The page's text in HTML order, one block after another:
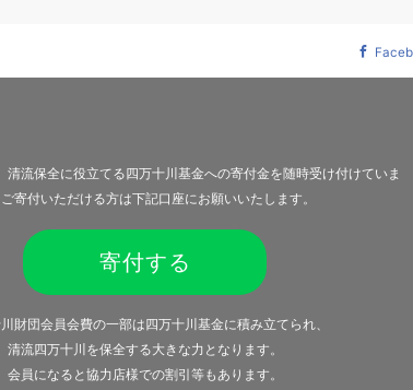
清流保全に役立てる四万十川基金への寄付金を随時受け付けていま
寄付いただける方は下記口座にお願いいたします。
寄付する
財団会員会費の一部は四万十川基金に積み立てられ、
清流四万十川を保全する大きな力となります。
会員になると 協力店様での割引等もあります。